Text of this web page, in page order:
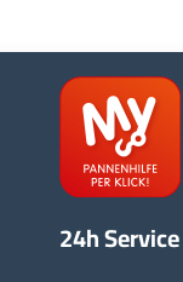
24h Service